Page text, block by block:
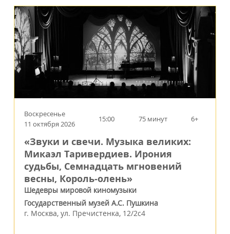
Воскресенье
11 октября 2026
15:00 75 минут 6+
«Звуки и свечи. Музыка великих:
Микаэл Таривердиев. Ирония
судьбы, Семнадцать мгновений
весны, Король‑олень»
Шедевры мировой киномузыки
Государственный музей А.С. Пушкина
г. Москва, ул. Пречистенка, 12/2c4